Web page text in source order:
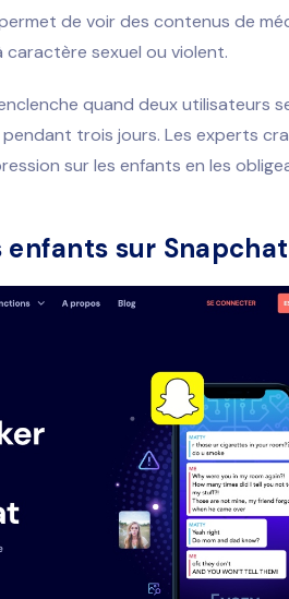
de voir des contenus de
sexuel ou violent.
quand deux utilisateurs
trois jours. Les experts
sur les enfants en les
sur Snapchat